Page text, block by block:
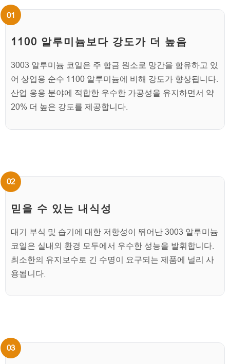
1100 알루미늄보다 강도가 더 높음
3003 알루미늄 코일은 주 합금 원소로 망간을 함유하고 있
어 상업용 순수 1100 알루미늄에 비해 강도가 향상됩니다.
산업 응용 분야에 적합한 우수한 가공성을 유지하면서 약
20% 더 높은 강도를 제공합니다.
믿을 수 있는 내식성
대기 부식 및 습기에 대한 저항성이 뛰어난 3003 알루미늄
코일은 실내외 환경 모두에서 우수한 성능을 발휘합니다.
최소한의 유지보수로 긴 수명이 요구되는 제품에 널리 사
용됩니다.